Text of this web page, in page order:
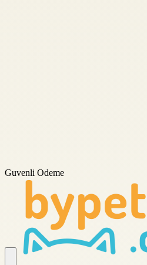
Guvenli Odeme